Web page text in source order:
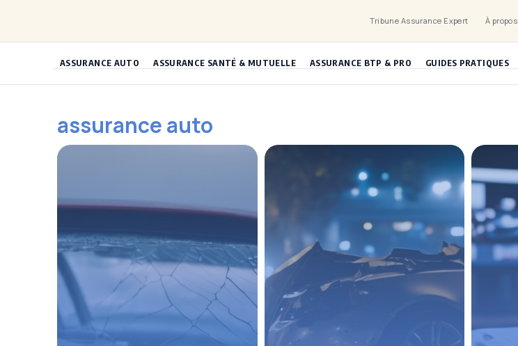
contenu
Tribune Assurance Expert À propos
ASSURANCE AUTO ASSURANCE SANTÉ & MUTUELLE ASSURANCE BTP & PRO GUIDES PRATIQUES
assurance auto